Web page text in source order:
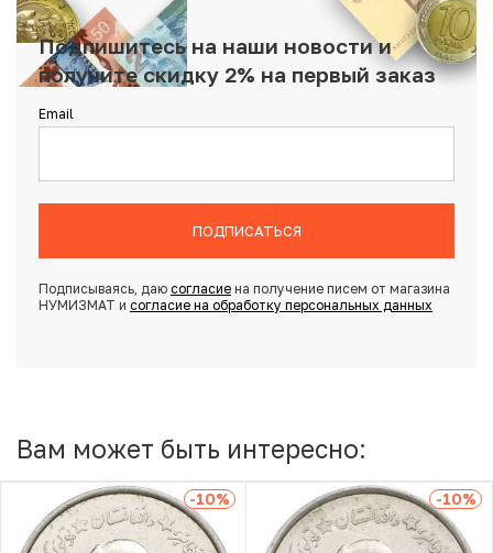
Подпишитесь на наши новости и
получите скидку 2% на первый заказ
Email
ПОДПИСАТЬСЯ
Подписываясь, даю согласиена получение писем от магазина
НУМИЗМАТ и согласие на обработку персональных данных
Вам может быть интересно:
-10% -10%